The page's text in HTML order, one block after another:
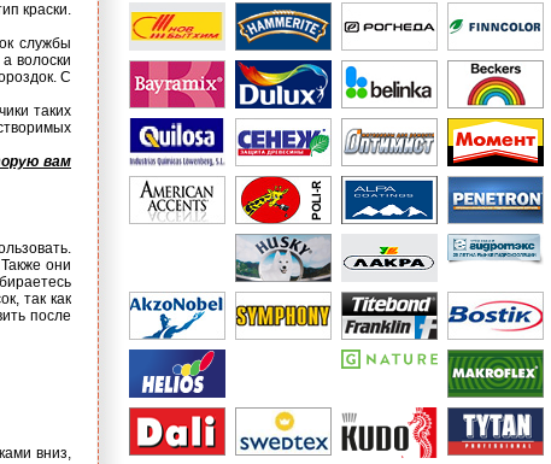
краски.
службы
волоски
С
таких
вам
они
так как
после
вниз,